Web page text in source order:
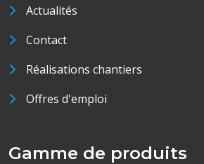
Actualités
Contact
Réalisations chantiers
Offres d'emploi
Gamme de produits